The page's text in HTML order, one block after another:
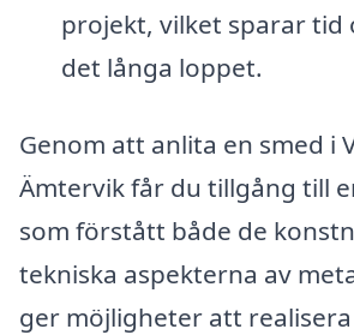
projekt, vilket sparar tid
det långa loppet.
Genom att anlita en smed i
Ämtervik får du tillgång till
som förstått både de
tekniska aspekterna av
ger möjligheter att realisera